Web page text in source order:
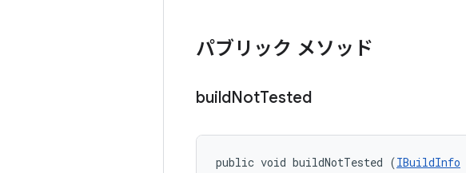
パブリック メソッド
buildNotTested
public void buildNotTested (IBuildInfo